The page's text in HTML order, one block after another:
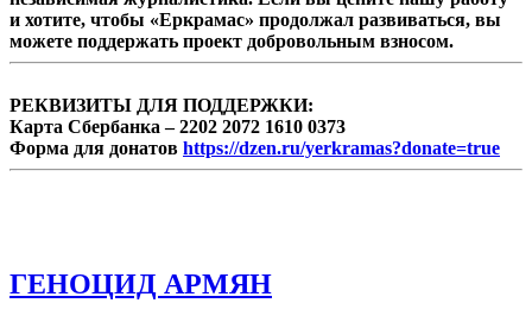
и хотите, чтобы «Еркрамас» продолжал развиваться, вы
можете поддержать проект добровольным взносом.
РЕКВИЗИТЫ ДЛЯ ПОДДЕРЖКИ:
Карта Сбербанка – 2202 2072 1610 0373
Форма для донатов https://dzen.ru/yerkramas?donate=true
ГЕНОЦИД АРМЯН